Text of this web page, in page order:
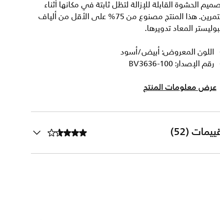
الحشوة القابلة للإزالة لتظل ثابتة في مكانها أثناء
التمرين. هذا المنتج مصنوع من 75% على الأقل من ألياف
المعاد تدويرها.
اللون المعروض: أبيض/أسود
رقم الإصدار: BV3636-100
عرض معلومات المنتج
(52)